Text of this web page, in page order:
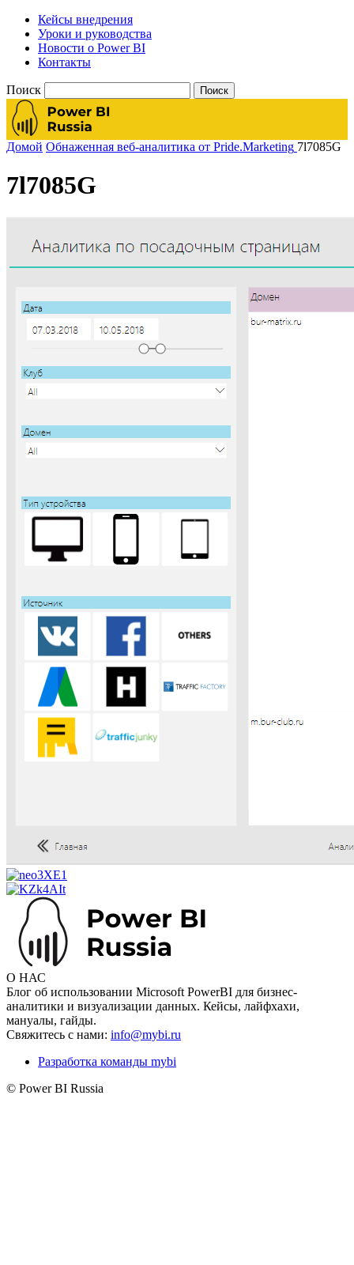
Кейсы внедрения
Уроки и руководства
Новости о Power BI
Контакты
Поиск
Домой Обнаженная веб-аналитика от Pride.Marketing 7l7085G
7l7085G
О НАС
Блог об использовании Microsoft PowerBI для бизнес-
аналитики и визуализации данных. Кейсы, лайфхахи,
мануалы, гайды.
Свяжитесь с нами: info@mybi.ru
Разработка команды mybi
© Power BI Russia